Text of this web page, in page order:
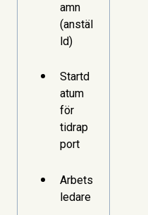
amn
(anstäl
ld)
Startd
atum
för
tidrap
port
Arbets
ledare